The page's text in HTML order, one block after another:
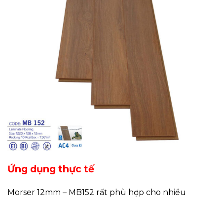
Ứng dụng thực tế
Morser 12mm – MB152 rất phù hợp cho nhiều